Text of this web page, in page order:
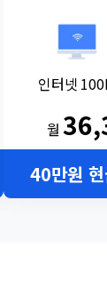
인터넷
월
40만원